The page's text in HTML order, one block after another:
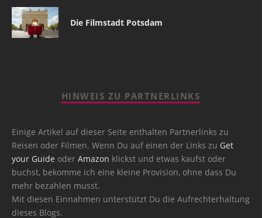
Die Filmstadt Potsdam
HINWEIS ZU PARTNERLINKS
Einige Artikel auf dieser Seite enthalten Partnerlinks zu
Reisen oder Filmen. Wenn Du auf einen der Links zu Get
your Guide oder Amazon klickst und etwas kaufst oder
buchst, bekomme ich eine kleine Provision, ohne dass Du
mehr bezahlen musst.
Mit diesen Einnahmen unterstützt Du die Aufrechterhaltung
dieses Blogs.